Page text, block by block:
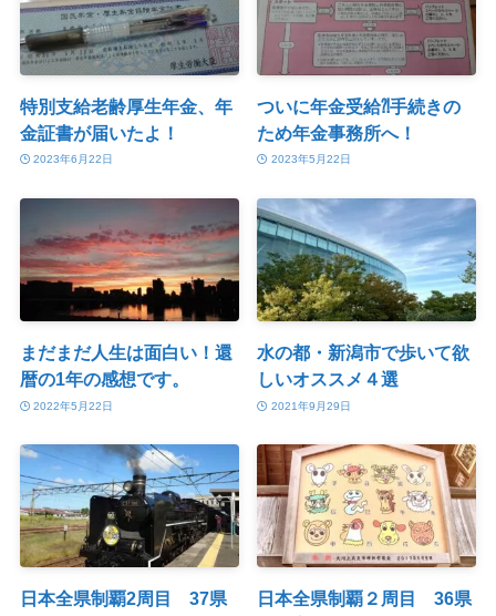
特別支給老齢厚生年金、年
金証書が届いたよ！
2023年6月22日
ついに年金受給⁈手続きの
ため年金事務所へ！
2023年5月22日
まだまだ人生は面白い！還
暦の1年の感想です。
2022年5月22日
水の都・新潟市で歩いて欲
しいオススメ４選
2021年9月29日
日本全県制覇2周目 37県
日本全県制覇２周目 36県